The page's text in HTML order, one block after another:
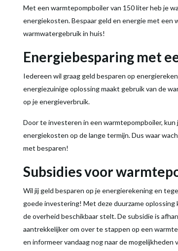
Met een warmtepompboilervan 150literheb je
energiekosten. Bespaar geld en energiemet een
warmwatergebruik in huis!
Energiebesparing met
Iedereen wil graag geld besparen op
energiezuinige oplossing maakt gebruik van de
op je energieverbruik.
Door te investeren in een warmtepompboiler, kun
energiekosten op de lange termijn. Dus waar
met besparen!
Subsidies voor
Wil jij geld besparen op je energierekening en
goede investering! Met deze duurzame
de overheid beschikbaar stelt. De subsidieis
aantrekkelijker om over te stappen op een
en informeer vandaag nog naar de mogelijkheden